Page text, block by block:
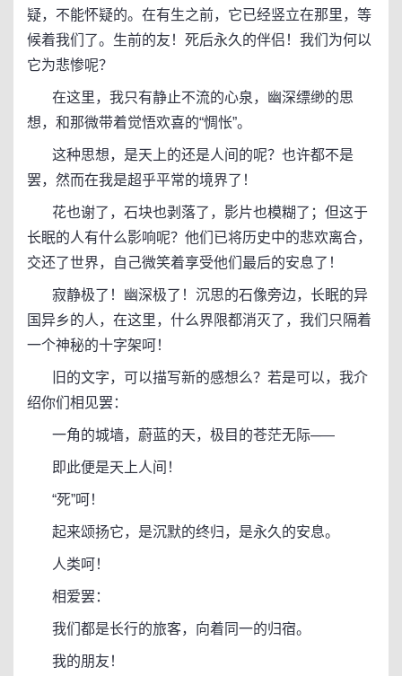
疑，不能怀疑的。在有生之前，它已经竖立在那里，等
候着我们了。生前的友！死后永久的伴侣！我们为何以
它为悲惨呢？
在这里，我只有静止不流的心泉，幽深缥缈的思
想，和那微带着觉悟欢喜的“惆怅”。
这种思想，是天上的还是人间的呢？也许都不是
罢，然而在我是超乎平常的境界了！
花也谢了，石块也剥落了，影片也模糊了；但这于
长眠的人有什么影响呢？他们已将历史中的悲欢离合，
交还了世界，自己微笑着享受他们最后的安息了！
寂静极了！幽深极了！沉思的石像旁边，长眠的异
国异乡的人，在这里，什么界限都消灭了，我们只隔着
一个神秘的十字架呵！
旧的文字，可以描写新的感想么？若是可以，我介
绍你们相见罢：
一角的城墙，蔚蓝的天，极目的苍茫无际─—
即此便是天上人间！
“死”呵！
起来颂扬它，是沉默的终归，是永久的安息。
人类呵！
相爱罢：
我们都是长行的旅客，向着同一的归宿。
我的朋友！